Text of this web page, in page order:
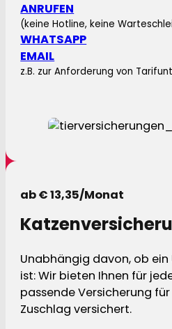
ANRUFEN
(keine Hotline, keine
WHATSAPP
EMAIL
z.B. zur Anforderung von
ab € 13,35/Monat
Unabhängig davon, ob
ist: Wir bieten Ihnen für
passende Versicherung
Zuschlag versichert.